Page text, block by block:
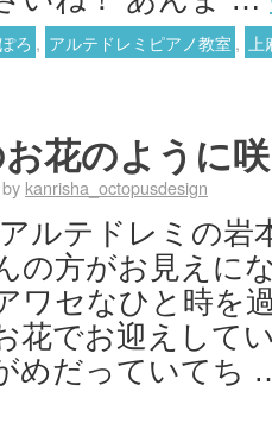
ろ , アルテドレミピアノ教室 ,
花のように
by kanrisha_octopusdesign
ルテドレミの岩
の方がお見えに
ワセなひと時を
花でお迎えして
めだっていてち